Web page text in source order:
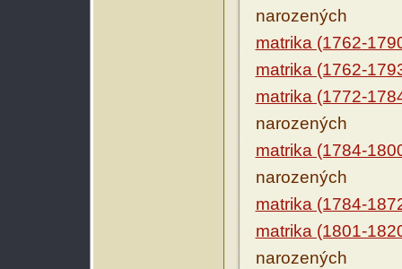
narozených
matrika (1762-
matrika (1762-
matrika (1772-
narozených
matrika (1784-
narozených
matrika (1784-
matrika (1801-
narozených